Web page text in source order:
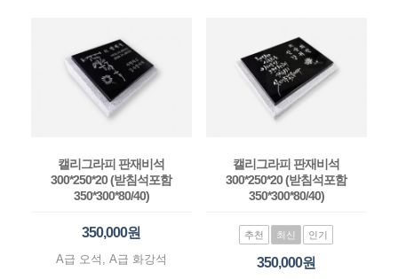
캘리그라피 판재비석
300*250*20 (받침석포함
350*300*80/40)
350,000원
A급 오석, A급 화강석
캘리그라피 판재비석
300*250*20 (받침석포함
350*300*80/40)
추천 최신 인기
350,000원